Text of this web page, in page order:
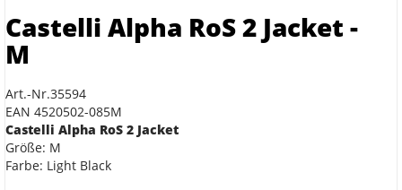
Castelli Alpha RoS 2 Jacket -
M
Art.-Nr.35594
EAN 4520502-085M
Castelli Alpha RoS 2 Jacket
Größe: M
Farbe: Light Black